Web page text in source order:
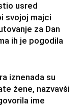
usred
svojoj majci
za Dan
ih je pogodila
iznenada su
žene, nazvavši
ime